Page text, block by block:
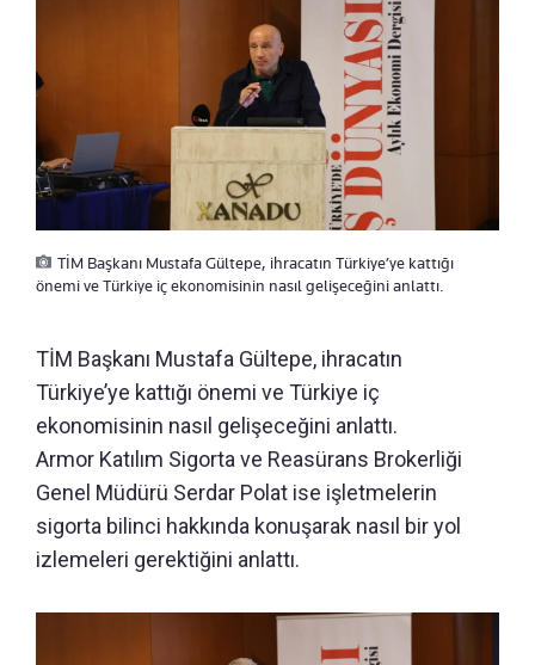
TİM Başkanı Mustafa Gültepe, ihracatın Türkiye’ye kattığı
önemi ve Türkiye iç ekonomisinin nasıl gelişeceğini anlattı.
TİM Başkanı Mustafa Gültepe, ihracatın
Türkiye’ye kattığı önemi ve Türkiye iç
ekonomisinin nasıl gelişeceğini anlattı.
Armor Katılım Sigorta ve Reasürans Brokerliği
Genel Müdürü Serdar Polat ise işletmelerin
sigorta bilinci hakkında konuşarak nasıl bir yol
izlemeleri gerektiğini anlattı.